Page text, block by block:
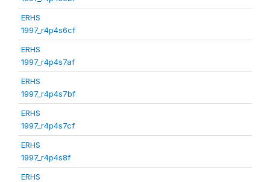
ERHS
1997_r4p4s6cf
ERHS
1997_r4p4s7af
ERHS
1997_r4p4s7bf
ERHS
1997_r4p4s7cf
ERHS
1997_r4p4s8f
ERHS